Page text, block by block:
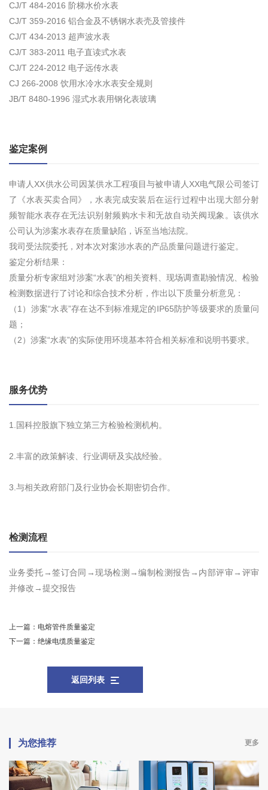
CJ/T 484-2016 阶梯水价水表
CJ/T 359-2016 铝合金及不锈钢水表壳及管接件
CJ/T 434-2013 超声波水表
CJ/T 383-2011 电子直读式水表
CJ/T 224-2012 电子远传水表
CJ 266-2008 饮用水冷水水表安全规则
JB/T 8480-1996 湿式水表用钢化表玻璃
鉴定案例
申请人XX供水公司因某供水工程项目与被申请人XX电气限公司签订
了《水表买卖合同》，水表完成安装后在运行过程中出现大部分射
频智能水表存在无法识别射频购水卡和无故自动关阀现象。该供水
公司认为涉案水表存在质量缺陷，诉至当地法院。
我司受法院委托，对本次对案涉水表的产品质量问题进行鉴定。
鉴定分析结果：
质量分析专家组对涉案“水表”的相关资料、现场调查勘验情况、检验
检测数据进行了讨论和综合技术分析，作出以下质量分析意见：
（1）涉案“水表”存在达不到标准规定的IP65防护等级要求的质量问
题；
（2）涉案“水表”的实际使用环境基本符合相关标准和说明书要求。
服务优势
1.国科控股旗下独立第三方检验检测机构。
2.丰富的政策解读、行业调研及实战经验。
3.与相关政府部门及行业协会长期密切合作。
检测流程
业务委托→签订合同→现场检测→编制检测报告→内部评审→评审
并修改→提交报告
上一篇： 电熔管件质量鉴定
下一篇： 绝缘电缆质量鉴定
返回列表
为您推荐 更多